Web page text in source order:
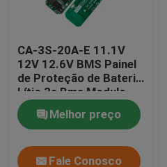
CA-3S-20A-E 11.1V
12V 12.6V BMS Painel
de Proteção de Bateria
Lítio 3s Bms Modulo
Melhor preço
Fale Conosco